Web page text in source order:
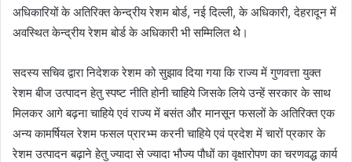
अधिकारियों के अतिरिक्त केन्द्रीय रेशम बोर्ड, नई दिल्ली, के अधिकारी, देहरादून में
अवस्थित केन्द्रीय रेशम बोर्ड के अधिकारी भी सम्मिलित थेे।
सदस्य सचिव द्वारा निदेशक रेशम को सुझाव दिया गया कि राज्य में गुणवत्ता युक्त
रेशम बीज उत्पादन हेतु स्पष्ट नीति होनी चाहिये जिसके लिये उन्हें सरकार के साथ
मिलकर आगे बढ़ना चाहिये एवं राज्य में बसंत और मानसून फसलों के अतिरिक्त एक
अन्य कामर्षियल रेशम फसल प्रारभ्म करनी चाहिये एवं प्रदेश में चारों प्रकार के
रेशम उत्पादन बढ़ाने हेतु ज्यादा से ज्यादा भौज्य पौधों का वृक्षारोपण का चरणवद्ध कार्य